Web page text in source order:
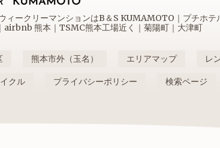
ークリーマンションはB＆S KUMAMOTO｜プチホテ
airbnb 熊本｜TSMC熊本工場近く｜菊陽町｜大津町
熊本市外（玉名） エリアマップ レ
クル プライバシーポリシー 検索ページ